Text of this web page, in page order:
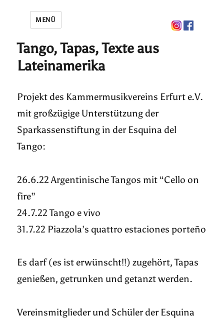
MENÜ
Tango, Tapas, Texte aus
Lateinamerika
Projekt des Kammermusikvereins Erfurt e.V.
mit großzügige Unterstützung der
Sparkassenstiftung in der Esquina del
Tango:
26.6.22 Argentinische Tangos mit “Cello on
fire”
24.7.22 Tango e vivo
31.7.22 Piazzola’s quattro estaciones porteño
Es darf (es ist erwünscht!!) zugehört, Tapas
genießen, getrunken und getanzt werden.
Vereinsmitglieder und Schüler der Esquina